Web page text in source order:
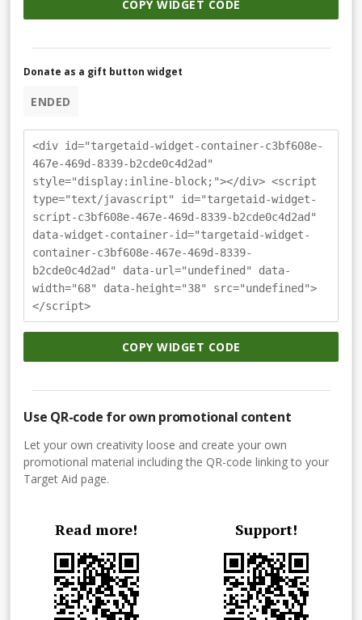
COPY WIDGET CODE
Donate as a gift button widget
ENDED
<div id="targetaid-widget-container-c3bf608e-
467e-469d-8339-b2cde0c4d2ad"
style="display:inline-block;"></div> <script
type="text/javascript" id="targetaid-widget-
script-c3bf608e-467e-469d-8339-b2cde0c4d2ad"
data-widget-container-id="targetaid-widget-
container-c3bf608e-467e-469d-8339-
b2cde0c4d2ad" data-url="undefined" data-
width="68" data-height="38" src="undefined">
</script>
COPY WIDGET CODE
Use QR-code for own promotional content
Let your own creativity loose and create your own
promotional material including the QR-code linking to your
Target Aid page.
Read more! Support!